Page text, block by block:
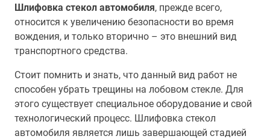
Шлифовка стекол автомобиля, прежде всего,
относится к увеличению безопасности во время
вождения, и только вторично – это внешний вид
транспортного средства.
Стоит помнить и знать, что данный вид работ не
способен убрать трещины на лобовом стекле. Для
этого существует специальное оборудование и свой
технологический процесс. Шлифовка стекол
автомобиля является лишь завершающей стадией